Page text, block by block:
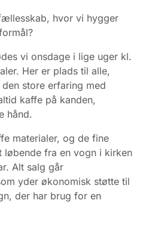
hvor vi hygger
vi onsdage i lige uger kl.
Her er plads til alle,
store erfaring med
kaffe på kanden,
hånd.
materialer, og de fine
løbende fra en vogn i kirken
Alt salg går
yder økonomisk støtte til
der har brug for en